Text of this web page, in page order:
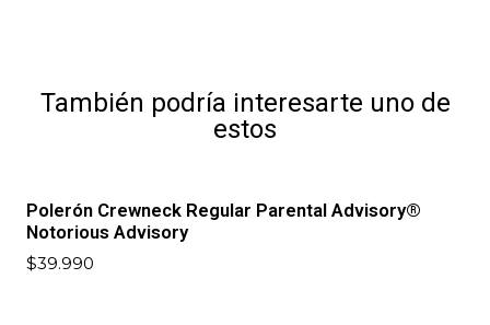
También podría interesarte uno de
estos
Polerón Crewneck Regular Parental Advisory®
Notorious Advisory
$39.990